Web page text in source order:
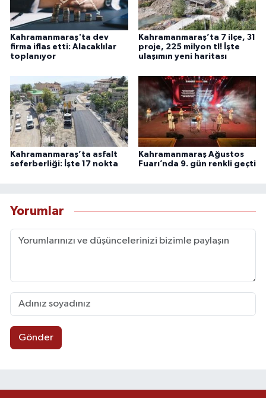
Kahramanmaraş'ta dev
firma iflas etti: Alacaklılar
toplanıyor
Kahramanmaraş’ta 7 ilçe, 31
proje, 225 milyon tl! İşte
ulaşımın yeni haritası
Kahramanmaraş’ta asfalt
seferberliği: İşte 17 nokta
Kahramanmaraş Ağustos
Fuarı’nda 9. gün renkli geçti
Yorumlar
Gönder